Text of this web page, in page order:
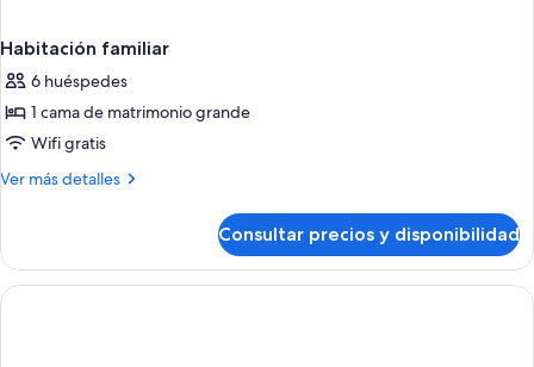
Habitación familiar
6 huéspedes
1 cama de matrimonio grande
Wifi gratis
Ver más detalles
Más
familiar
Consultar precios y disponibilidad